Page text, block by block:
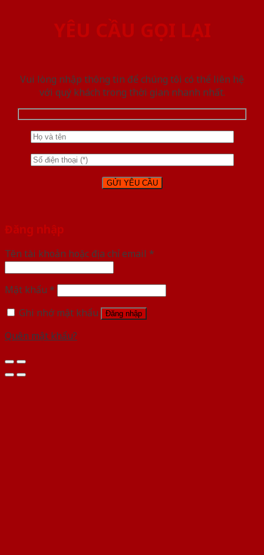
YÊU CẦU GỌI LẠI
Vui lòng nhập thông tin để chúng tôi có thể liên hệ
với quý khách trong thời gian nhanh nhất.
Đăng nhập
Tên tài khoản hoặc địa chỉ email *
Mật khẩu *
Ghi nhớ mật khẩu
Đăng nhập
Quên mật khẩu?